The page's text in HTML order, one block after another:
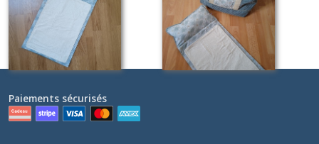
Sur demande Sur demande
Paiements sécurisés